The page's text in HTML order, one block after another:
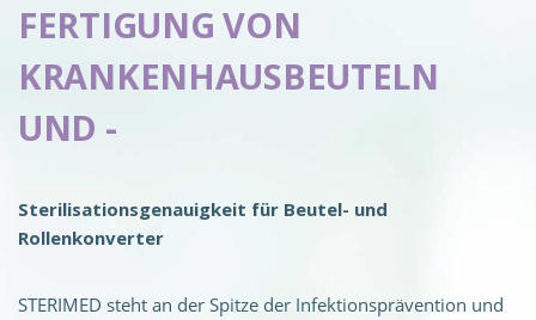
FERTIGUNG VON
KRANKENHAUSBEUTELN
UND -
Sterilisationsgenauigkeit für Beutel- und
Rollenkonverter
STERIMED steht an der Spitze der Infektionsprävention und